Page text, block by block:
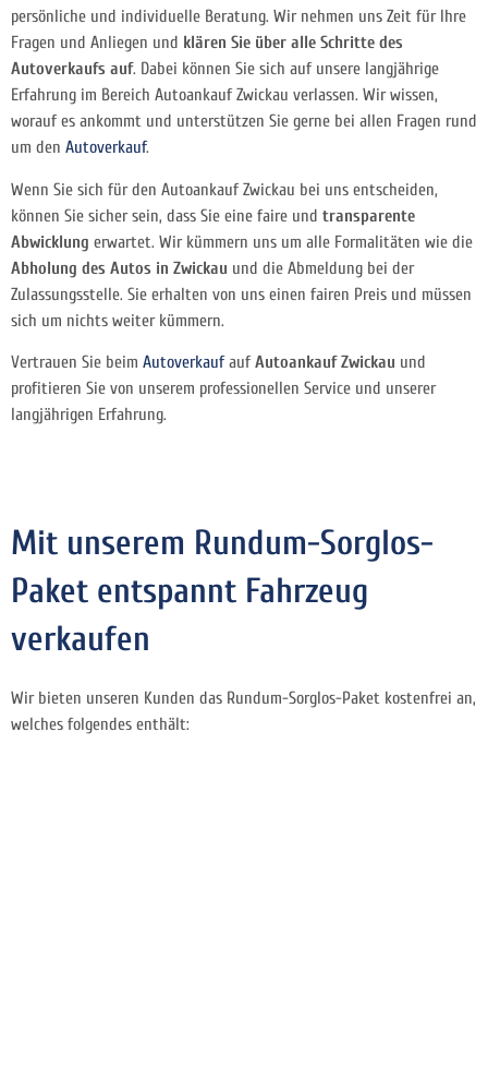
persönliche und individuelle Beratung. Wir nehmen uns Zeit für Ihre
Fragen und Anliegen und klären Sie über alle Schritte des
Autoverkaufs auf. Dabei können Sie sich auf unsere langjährige
Erfahrung im Bereich Autoankauf Zwickau verlassen. Wir wissen,
worauf es ankommt und unterstützen Sie gerne bei allen Fragen rund
um den Autoverkauf.
Wenn Sie sich für den Autoankauf Zwickau bei uns entscheiden,
können Sie sicher sein, dass Sie eine faire und transparente
Abwicklung erwartet. Wir kümmern uns um alle Formalitäten wie die
Abholung des Autos in Zwickau und die Abmeldung bei der
Zulassungsstelle. Sie erhalten von uns einen fairen Preis und müssen
sich um nichts weiter kümmern.
Vertrauen Sie beim AutoverkaufaufAutoankauf Zwickau und
profitieren Sie von unserem professionellen Service und unserer
langjährigen Erfahrung.
Mit unserem Rundum-Sorglos-
Paket entspannt Fahrzeug
verkaufen
Wir bieten unseren Kunden das Rundum-Sorglos-Paket kostenfrei an,
welches folgendes enthält: